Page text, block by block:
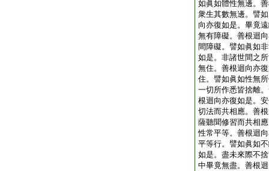
如眞如體性無邊。
衆生其數無邊。譬
向亦復如是。畢竟
無有障礙。善根迴
間障礙。譬如眞如
如是。非諸世間之
無住。善根迴向亦
住。譬如眞如性無
一切所作悉皆捨離
根迴向亦復如是。
切法而共相應。善
薩聽聞修習而共相
性常平等。善根迴
平等行。譬如眞如
如是。盡未來際不
中畢竟無盡。善根